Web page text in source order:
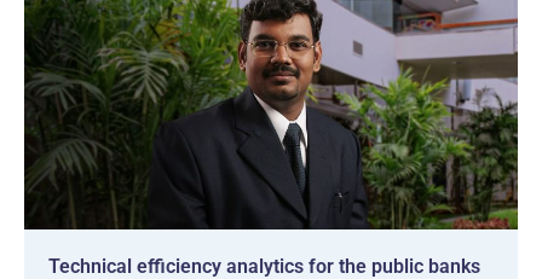
Technical efficiency analytics for the public banks